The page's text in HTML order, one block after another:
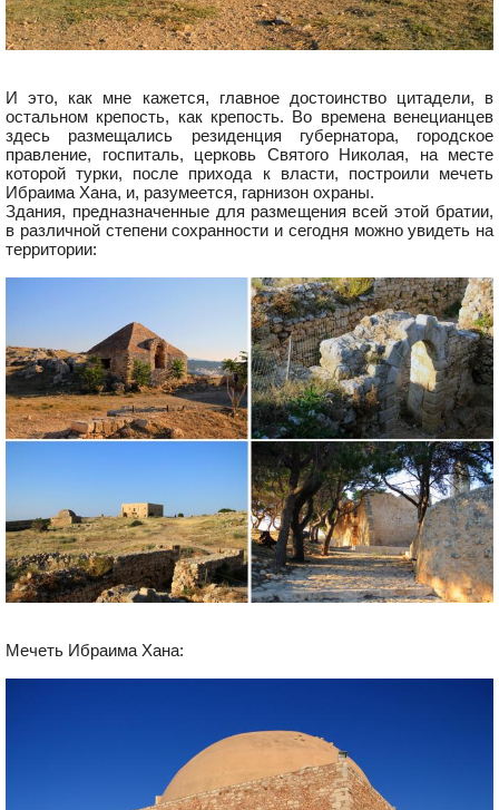
И это, как мне кажется, главное достоинство цитадели, в
остальном крепость, как крепость. Во времена венецианцев
здесь размещались резиденция губернатора, городское
правление, госпиталь, церковь Святого Николая, на месте
которой турки, после прихода к власти, построили мечеть
Ибраима Хана, и, разумеется, гарнизон охраны.
Здания, предназначенные для размещения всей этой братии,
в различной степени сохранности и сегодня можно увидеть на
территории:
Мечеть Ибраима Хана: